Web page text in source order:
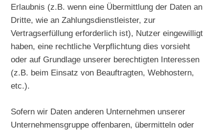
Erlaubnis (z.B. wenn eine Übermittlung der Daten an
Dritte, wie an Zahlungsdienstleister, zur
Vertragserfüllung erforderlich ist), Nutzer eingewilligt
haben, eine rechtliche Verpflichtung dies vorsieht
oder auf Grundlage unserer berechtigten Interessen
(z.B. beim Einsatz von Beauftragten, Webhostern,
etc.).
Sofern wir Daten anderen Unternehmen unserer
Unternehmensgruppe offenbaren, übermitteln oder